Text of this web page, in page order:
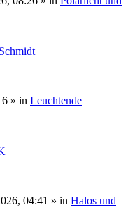
» in Leuchtende
04:41 » in Halos und